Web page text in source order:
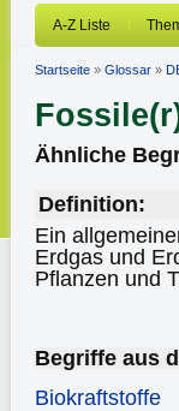
A-Z Liste
Startseite » Glossar »
Ähnliche
Definition:
Ein
Erdgas und
Pflanzen und
Begriffe aus
Biokraftstoffe